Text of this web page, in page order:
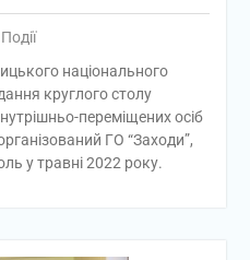
Події
національного
круглого столу
переміщених осіб
ГО “Заходи”,
у травні 2022 року.